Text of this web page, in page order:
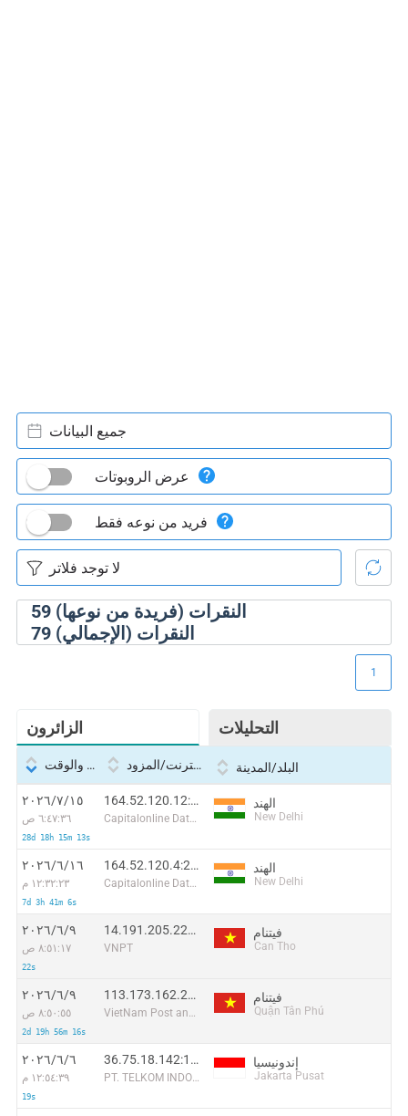
59 النقرات (فريدة من نوعها)
79 النقرات (الإجمالي)
جميع البيانات
عرض الروبوتات
فريد من نوعه فقط
الزائرون التحليلات
1
التاريخ والوقت بروتوكول الإنترنت/المزود البلد/المدينة
١٥‏/٧‏/٢٠٢٦
٦:٤٧:٣٦ ص
28d 18h 15m 13s
164.52.120.12:28378
Capitalonline Data Service (HK) Co
الهند
New Delhi
١٦‏/٦‏/٢٠٢٦
١٢:٣٢:٢٣ م
7d 3h 41m 6s
164.52.120.4:23636
Capitalonline Data Service (HK) Co
الهند
New Delhi
٩‏/٦‏/٢٠٢٦
٨:٥١:١٧ ص
22s
14.191.205.229:8781
VNPT
فيتنام
Can Tho
٩‏/٦‏/٢٠٢٦
٨:٥٠:٥٥ ص
2d 19h 56m 16s
113.173.162.24:36824
VietNam Post and Telecom Corporation
فيتنام
Quận Tân Phú
٦‏/٦‏/٢٠٢٦
١٢:٥٤:٣٩ م
19s
36.75.18.142:19457
PT. TELKOM INDONESIA
إندونيسيا
Jakarta Pusat